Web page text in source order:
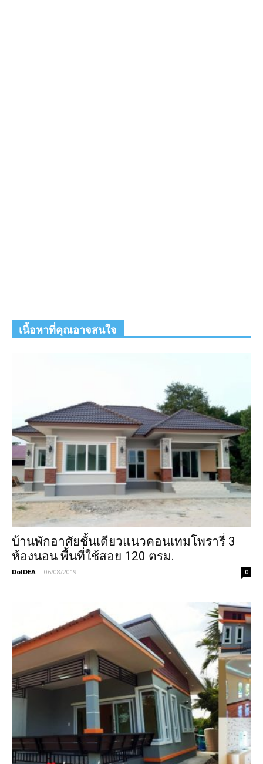
เนื้อหาที่คุณอาจสนใจ
บ้านพักอาศัยชั้นเดียวแนวคอนเทมโพรารี่ 3
ห้องนอน พื้นที่ใช้สอย 120 ตรม.
DoIDEA - 06/08/2019 0